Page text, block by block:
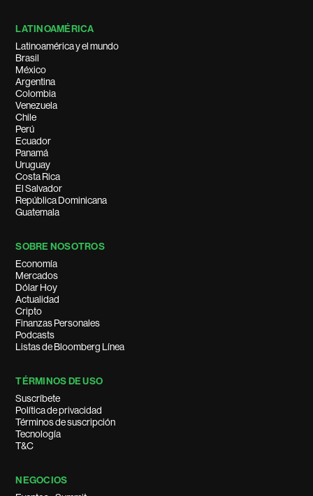
LATINOAMÉRICA
Latinoamérica y el mundo
Brasil
México
Argentina
Colombia
Venezuela
Chile
Perú
Ecuador
Panamá
Uruguay
Costa Rica
El Salvador
República Dominicana
Guatemala
SOBRE NOSOTROS
Economía
Mercados
Dólar Hoy
Actualidad
Cripto
Finanzas Personales
Podcasts
Listas de Bloomberg Línea
TÉRMINOS DE USO
Suscríbete
Política de privacidad
Términos de suscripción
Tecnología
T&C
NEGOCIOS